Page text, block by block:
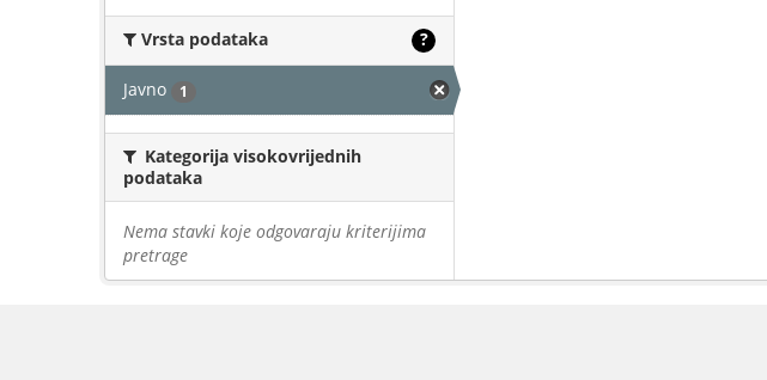
Vrsta podataka ?
Javno 1
Kategorija visokovrijednih
podataka
Nema stavki koje odgovaraju kriterijima
pretrage